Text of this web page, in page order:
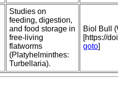
Studies on
feeding, digestion,
and food storage in
free-living
flatworms
(Platyhelminthes:
Turbellaria).
Biol Bull
[https://
goto]